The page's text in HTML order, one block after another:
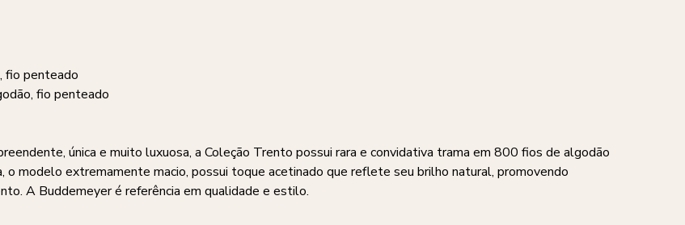
fio penteado
fio penteado
única e muito luxuosa, a Coleção Trento possui rara e convidativa trama em 800 fios de algodão
o modelo extremamente macio, possui toque acetinado que reflete seu brilho natural, promovendo
A Buddemeyer é referência em qualidade e estilo.